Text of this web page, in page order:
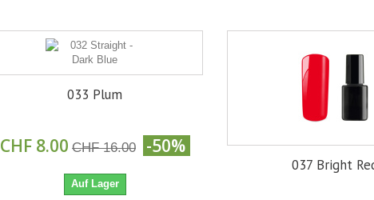
033 Plum
CHF 8.00 CHF 16.00 -50%
Auf Lager
037 Bright